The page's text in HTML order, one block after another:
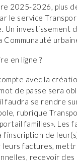
2025-2026, plus
le service
Un investissement
Communauté
en ligne ?
avec la
de passe sera
faudra se rendre
rubrique
familles». Les
de
factures,
recevoir